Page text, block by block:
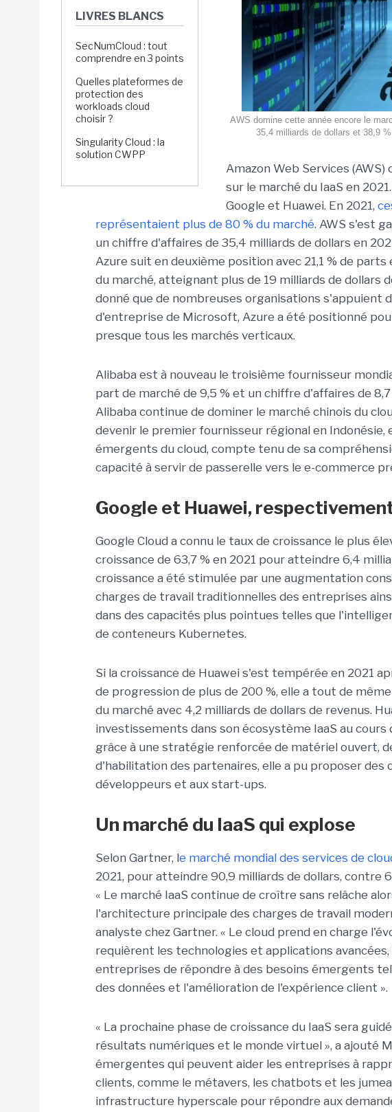
LIVRES BLANCS
SecNumCloud : tout
comprendre en 3 points
Quelles plateformes de
protection des
workloads cloud
choisir ?
Singularity Cloud : la
solution CWPP
AWS domine cette année encore le
35,4 milliards de dollars et 38,9
Amazon Web Services
sur le marché du IaaS en
Google et Huawei. En 2021,
représentaient plus de 80 % du marché. AWS s'est
un chiffre d'affaires de 35,4 milliards de dollars en
Azure suit en deuxième position avec 21,1 % de
du marché, atteignant plus de 19 milliards de dollars
donné que de nombreuses organisations s'appuient
d'entreprise de Microsoft, Azure a été positionné
presque tous les marchés verticaux.
Alibaba est à nouveau le troisième fournisseur
part de marché de 9,5 % et un chiffre d'affaires de
Alibaba continue de dominer le marché chinois du
devenir le premier fournisseur régional en Indonésie,
émergents du cloud, compte tenu de sa
capacité à servir de passerelle vers le e-commerce
Google et Huawei,
Google Cloud a connu le taux de croissance le plus
croissance de 63,7 % en 2021 pour atteindre 6,4
croissance a été stimulée par une augmentation
charges de travail traditionnelles des entreprises
dans des capacités plus pointues telles que
de conteneurs Kubernetes.
Si la croissance de Huawei s'est tempérée en 2021
de progression de plus de 200 %, elle a tout de
du marché avec 4,2 milliards de dollars de revenus.
investissements dans son écosystème IaaS au cours
grâce à une stratégie renforcée de matériel ouvert,
d'habilitation des partenaires, elle a pu proposer des
développeurs et aux start-ups.
Un marché du IaaS qui explose
Selon Gartner, le marché mondial des services de
2021, pour atteindre 90,9 milliards de dollars, contre
« Le marché IaaS continue de croître sans relâche
l'architecture principale des charges de travail
analyste chez Gartner. « Le cloud prend en charge
requièrent les technologies et applications
entreprises de répondre à des besoins émergents
des données et l'amélioration de l'expérience client ».
« La prochaine phase de croissance du IaaS sera
résultats numériques et le monde virtuel », a ajouté
émergentes qui peuvent aider les entreprises à
clients, comme le métavers, les chatbots et les
infrastructure hyperscale pour répondre aux